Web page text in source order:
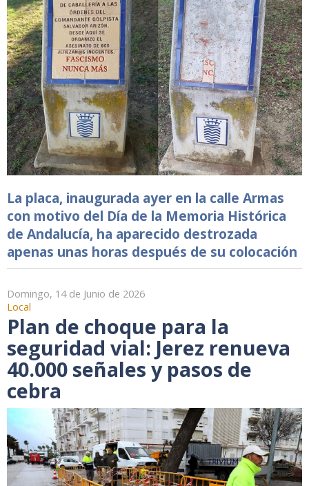
La placa, inaugurada ayer en la calle Armas
con motivo del Día de la Memoria Histórica
de Andalucía, ha aparecido destrozada
apenas unas horas después de su colocación
Domingo, 14 de Junio de 2026
Local
Plan de choque para la
seguridad vial: Jerez renueva
40.000 señales y pasos de
cebra